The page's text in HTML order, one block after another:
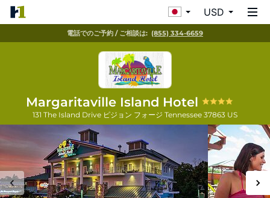
USD
電話でのご予約 / ご相談は: (855) 334-6659
Margaritaville Island Hotel
131 The Island Drive ピジョン フォージ Tennessee 37863 US